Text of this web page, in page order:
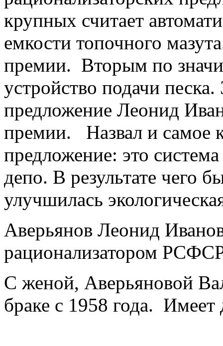
крупных считает
емкости топочного
премии. Вторым по
устройство подачи песка.
предложение Леонид
премии. Назвал и самое
предложение: это
депо. В результате чего
улучшилась
Аверьянов Леонид
рационализатором
С женой, Аверьяновой
браке с 1958 года. Имеет